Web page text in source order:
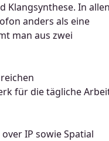
Klangsynthese. In allen
anders als eine
man aus zwei
für die tägliche
IP sowie Spatial